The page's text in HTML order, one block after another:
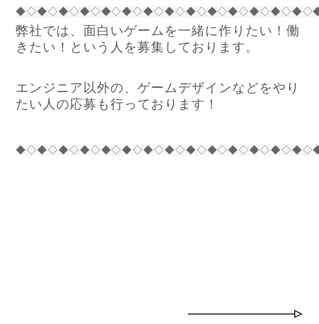
弊社では、面白いゲームを一緒に作りたい！働
きたい！という人を募集しております。
エンジニア以外の、ゲームデザインなどをやり
たい人の応募も行っております！